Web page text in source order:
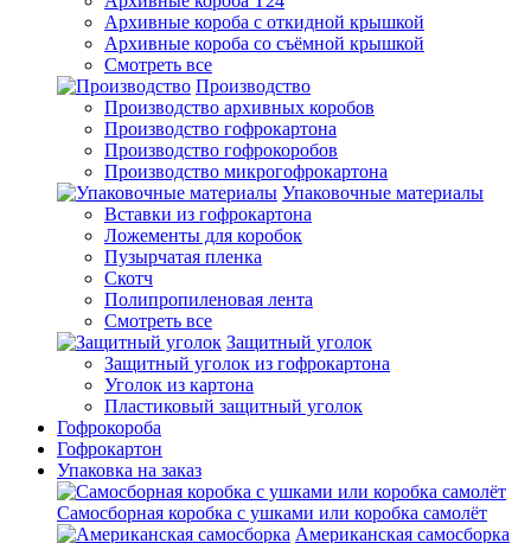
Архивные короба с откидной крышкой
Архивные короба со съёмной крышкой
Смотреть все
Производство
Производство архивных коробов
Производство гофрокартона
Производство гофрокоробов
Производство микрогофрокартона
Упаковочные материалы
Вставки из гофрокартона
Ложементы для коробок
Пузырчатая пленка
Скотч
Полипропиленовая лента
Смотреть все
Защитный уголок
Защитный уголок из гофрокартона
Уголок из картона
Пластиковый защитный уголок
Гофрокороба
Гофрокартон
Упаковка на заказ
Самосборная коробка с ушками или коробка самолёт
Американская самосборка